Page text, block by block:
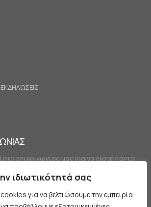
ιδιωτικότητά σας
για να βελτιώσουμε την εμπειρία
επικοινωνίας μας για να είστε πάντα